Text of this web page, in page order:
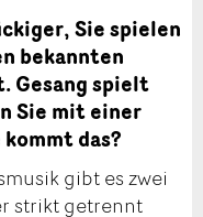
Sie spielen
bekannten
Gesang spielt
Sie mit einer
das?
gibt es zwei
strikt getrennt